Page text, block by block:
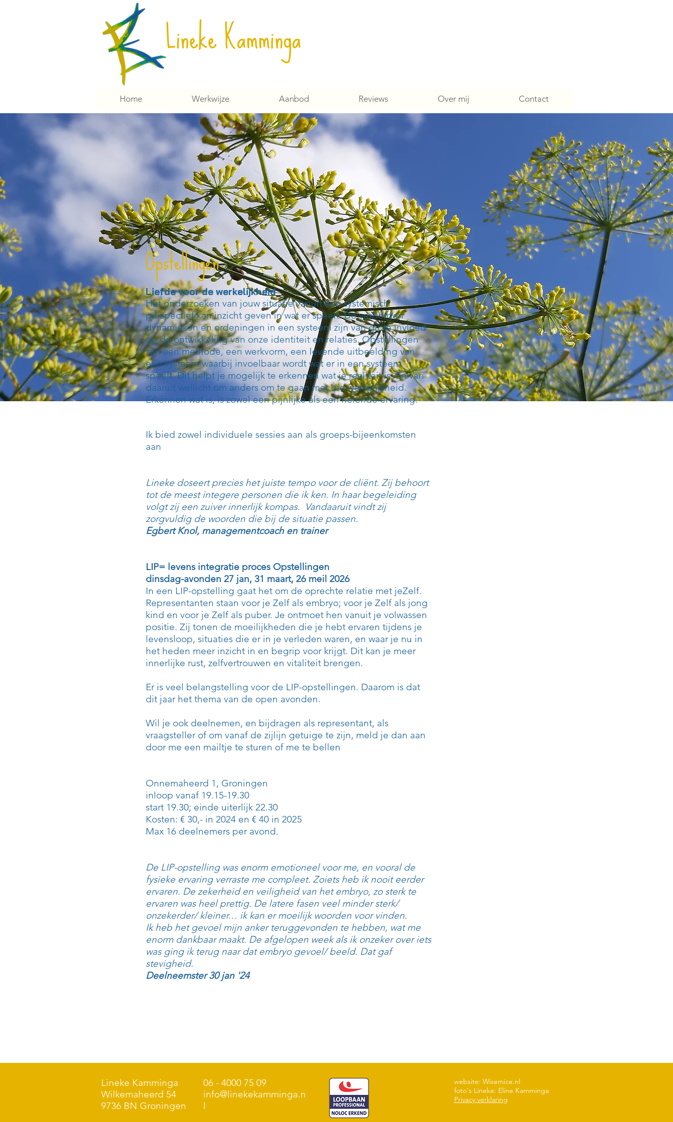
Lineke Kamminga
Home Werkwijze Aanbod Reviews Over mij Contact
Opstellingen
Liefde voor de werkelijkheid
Het onderzoeken van jouw situatie vanuit een systemisch
perspectief kan inzicht geven in wat er speelt. De verborgen
dynamieken en ordeningen in een systeem zijn van grote invloed
op de ontwikkeling van onze identiteit en relaties. Opstellingen
zijn een methode, een werkvorm, een levende uitbeelding van
een systeem waarbij invoelbaar wordt wat er in een systeem
speelt. Dit helpt je mogelijk te erkennen wat je realiteit is. En van
daaruit wellicht om anders om te gaan met die werkelijkheid.
Erkennen wat is, is zowel een pijnlijke als een helende ervaring.
Ik bied zowel individuele sessies aan als groeps-bijeenkomsten
aan
Lineke doseert precies het juiste tempo voor de cliënt. Zij behoort
tot de meest integere personen die ik ken. In haar begeleiding
volgt zij een zuiver innerlijk kompas. Vandaaruit vindt zij
zorgvuldig de woorden die bij de situatie passen.
Egbert Knol, managementcoach en trainer
LIP= levens integratie proces Opstellingen
dinsdag-avonden 27 jan, 31 maart, 26 meil 2026
In een LIP-opstelling gaat het om de oprechte relatie met jeZelf.
Representanten staan voor je Zelf als embryo; voor je Zelf als jong
kind en voor je Zelf als puber. Je ontmoet hen vanuit je volwassen
positie. Zij tonen de moeilijkheden die je hebt ervaren tijdens je
levensloop, situaties die er in je verleden waren, en waar je nu in
het heden meer inzicht in en begrip voor krijgt. Dit kan je meer
innerlijke rust, zelfvertrouwen en vitaliteit brengen.
Er is veel belangstelling voor de LIP-opstellingen. Daarom is dat
dit jaar het thema van de open avonden.
Wil je ook deelnemen, en bijdragen als representant, als
vraagsteller of om vanaf de zijlijn getuige te zijn, meld je dan aan
door me een mailtje te sturen of me te bellen
Onnemaheerd 1, Groningen
inloop vanaf 19.15-19.30
start 19.30; einde uiterlijk 22.30
Kosten: € 30,- in 2024 en € 40 in 2025
Max 16 deelnemers per avond.
De LIP-opstelling was enorm emotioneel voor me, en vooral de
fysieke ervaring verraste me compleet. Zoiets heb ik nooit eerder
ervaren. De zekerheid en veiligheid van het embryo, zo sterk te
ervaren was heel prettig. De latere fasen veel minder sterk/
onzekerder/ kleiner… ik kan er moeilijk woorden voor vinden.
Ik heb het gevoel mijn anker teruggevonden te hebben, wat me
enorm dankbaar maakt. De afgelopen week als ik onzeker over iets
was ging ik terug naar dat embryo gevoel/ beeld. Dat gaf
stevigheid.
Deelneemster 30 jan '24
Lineke Kamminga
Wilkemaheerd 54
9736 BN Groningen
06 - 4000 75 09
info@linekekamminga.n
l
website: Wisemice.nl
foto's Lineke: Eline Kamminga
Privacy verklaring